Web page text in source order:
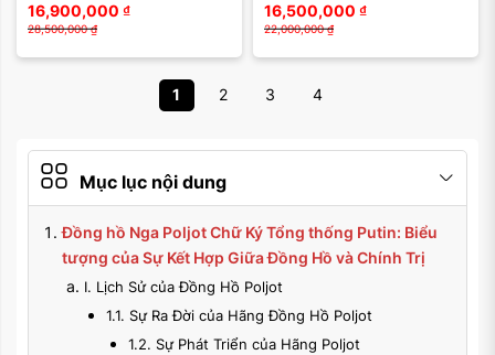
16,900,000 ₫
28,500,000 ₫
16,500,000 ₫
22,000,000 ₫
1 2 3 4
Mục lục nội dung
Đồng hồ Nga Poljot Chữ Ký Tổng thống Putin: Biểu
tượng của Sự Kết Hợp Giữa Đồng Hồ và Chính Trị
I. Lịch Sử của Đồng Hồ Poljot
1.1. Sự Ra Đời của Hãng Đồng Hồ Poljot
1.2. Sự Phát Triển của Hãng Poljot